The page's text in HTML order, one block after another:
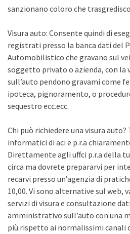
sanzionano coloro che
Visura auto: Consente quindi di
registrati presso la banca dati del
Automobilistico che gravano sul
soggetto privato o azienda, con la
sull’auto pendono gravami come
ipoteca, pignoramento, o
sequestro ecc.ecc.
Chi può richiedere una visura
informatici di aci e p.r.a
Direttamente agli uffci p.r.a della
circa ma dovrete prepararvi per
recarvi presso un’agenzia di
10,00. Vi sono alternative sul web,
servizi di visura e consultazione
amministrativo sull’auto con una
più rispetto ai normalissimi canali